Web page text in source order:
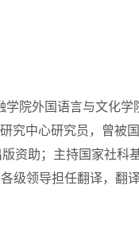
院外国语言与文化学
究中心研究员，曾被
资助；主持国家社科
级领导担任翻译，翻译